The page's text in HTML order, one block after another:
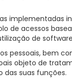
implementadas
de acessos
de
pessoais, bem
objeto de
suas funções.